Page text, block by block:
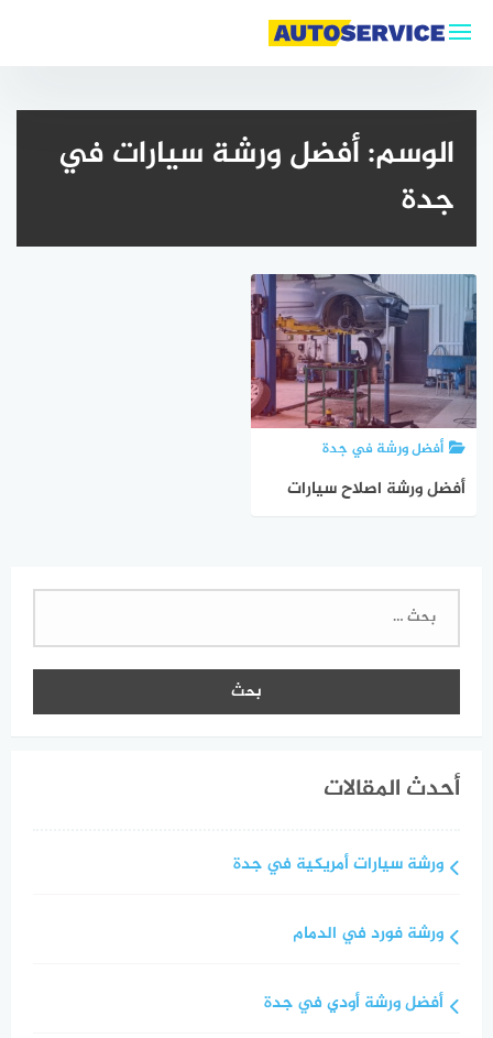
الوسم:أفضل ورشة سيارات في
جدة
أفضل ورشة في جدة
أفضل ورشة اصلاح سيارات
البحث
أحدث المقالات
ورشة سيارات أمريكية في جدة
ورشة فورد في الدمام
أفضل ورشة أودي في جدة